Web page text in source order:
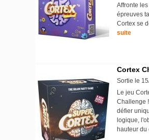
Affronte
épreuves
Cortex se
suite
Cortex
Sortie le
Le jeu
Challenge
défier
logique,
hauteur